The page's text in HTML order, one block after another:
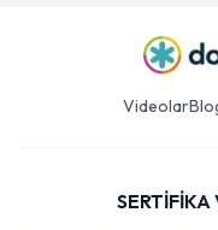
Videolar
SERTİFİKA